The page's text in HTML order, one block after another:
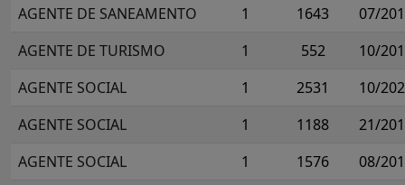
AGENTE DE SANEAMENTO 1 1643
07/
AGENTE DE TURISMO
1 552
10/
AGENTE SOCIAL
1 2531
10/
AGENTE SOCIAL
1 1188
21/
AGENTE SOCIAL
1 1576
08/